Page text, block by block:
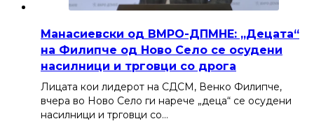
Манасиевски од ВМРО-ДПМНЕ: „Децата“
на Филипче од Ново Село се осудени
насилници и трговци со дрога
Лицата кои лидерот на СДСМ, Венко Филипче,
вчера во Ново Село ги нарече „деца“ се осудени
насилници и трговци со…